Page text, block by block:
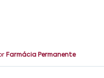
Farmácia Permanente